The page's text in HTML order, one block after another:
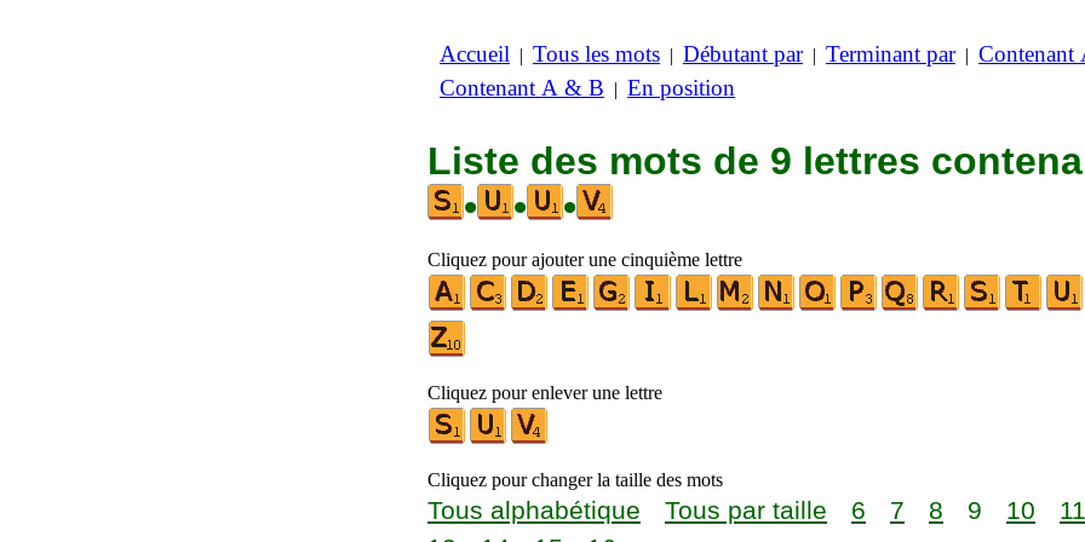
Accueil | Tous les mots | Débutant par| Terminant par| Contenant
Contenant A & B | En position
Liste des mots de 9 lettres
•
• •
Cliquez pour ajouter une cinquième lettre
Cliquez pour enlever une lettre
Cliquez pour changer la taille des mots
Tous alphabétique Tous par taille 6 7 8 9 10 11